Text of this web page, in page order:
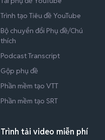
Trình tạo Tiêu đề YouTube
Bộ chuyển đổi Phụ đề/Chú
thích
Podcast Transcript
Gộp phụ đề
Phần mềm tạo VTT
Phần mềm tạo SRT
Trình tải video miễn phí